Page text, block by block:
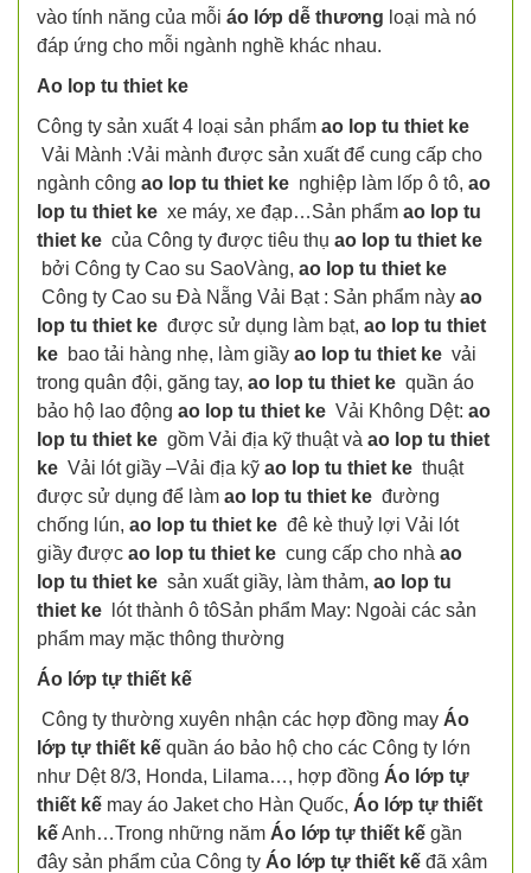
vào tính năng của mỗi áo lớp dễ thương loại mà nó
đáp ứng cho mỗi ngành nghề khác nhau.
Ao lop tu thiet ke
Công ty sản xuất 4 loại sản phẩm ao lop tu thiet ke
Vải Mành :Vải mành được sản xuất để cung cấp cho
ngành công ao lop tu thiet ke nghiệp làm lốp ô tô, ao
lop tu thiet ke xe máy, xe đạp…Sản phẩm ao lop tu
thiet ke của Công ty được tiêu thụ ao lop tu thiet ke
bởi Công ty Cao su SaoVàng, ao lop tu thiet ke
Công ty Cao su Đà Nẵng Vải Bạt : Sản phẩm này ao
lop tu thiet ke được sử dụng làm bạt, ao lop tu thiet
ke bao tải hàng nhẹ, làm giầy ao lop tu thiet ke vải
trong quân đội, găng tay, ao lop tu thiet ke quần áo
bảo hộ lao động ao lop tu thiet ke Vải Không Dệt: ao
lop tu thiet ke gồm Vải địa kỹ thuật và ao lop tu thiet
ke Vải lót giầy –Vải địa kỹ ao lop tu thiet ke thuật
được sử dụng để làm ao lop tu thiet ke đường
chống lún, ao lop tu thiet ke đê kè thuỷ lợi Vải lót
giầy được ao lop tu thiet ke cung cấp cho nhà ao
lop tu thiet ke sản xuất giầy, làm thảm, ao lop tu
thiet ke
lót thành ô tôSản phẩm May: Ngoài các sản
phẩm may mặc thông thường
Áo lớp tự thiết kế
Công ty thường xuyên nhận các hợp đồng may Áo
lớp tự thiết kế quần áo bảo hộ cho các Công ty lớn
như Dệt 8/3, Honda, Lilama…, hợp đồng Áo lớp tự
thiết kế may áo Jaket cho Hàn Quốc, Áo lớp tự thiết
kếAnh…Trong những năm Áo lớp tự thiết kế gần
đây sản phẩm của Công ty Áo lớp tự thiết kế đã xâm